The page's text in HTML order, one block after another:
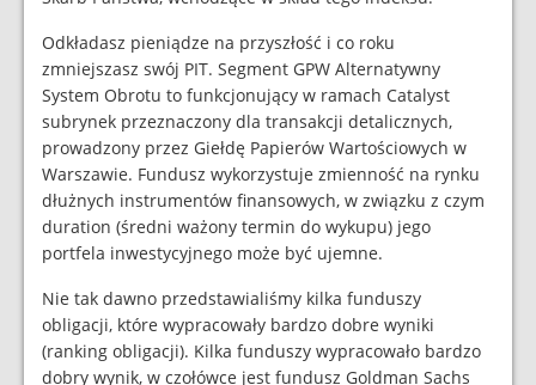
Odkładasz pieniądze na przyszłość i co roku
zmniejszasz swój PIT. Segment GPW Alternatywny
System Obrotu to funkcjonujący w ramach Catalyst
subrynek przeznaczony dla transakcji detalicznych,
prowadzony przez Giełdę Papierów Wartościowych w
Warszawie. Fundusz wykorzystuje zmienność na rynku
dłużnych instrumentów finansowych, w związku z czym
duration (średni ważony termin do wykupu) jego
portfela inwestycyjnego może być ujemne.
Nie tak dawno przedstawialiśmy kilka funduszy
obligacji, które wypracowały bardzo dobre wyniki
(ranking obligacji). Kilka funduszy wypracowało bardzo
dobry wynik, w czołówce jest fundusz Goldman Sachs